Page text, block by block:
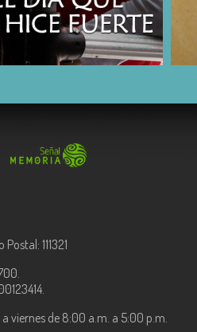
111321
a viernes de 8:00 a.m. a 5:00 p.m.